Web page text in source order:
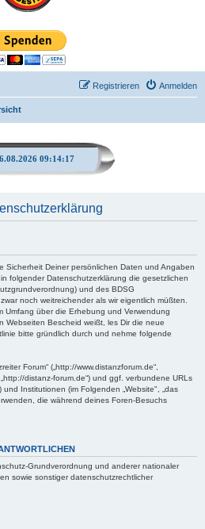
Anmelden
Registrieren
09:14:18
Sicherheit Deiner persönlichen Daten und Angaben
folgender Datenschutzerklärung die gesetzlichen
und des BDSG
noch weitreichender als wir eigentlich müßten.
Umfang über die Erhebung und Verwendung
Webseiten Bescheid weißt, les Dir die neue
bitte gründlich durch und nehme folgende
Forum“ („http://www.distanzforum.de“,
distanz-forum.de“) und ggf. verbundene URLs
Institutionen (im Folgenden „Website", „das
die während deines Foren-Besuchs
Grundverordnung und anderer nationaler
sowie sonstiger datenschutzrechtlicher